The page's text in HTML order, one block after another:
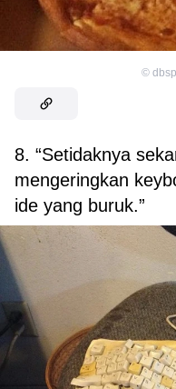
©
8. “Setidaknya
mengeringkan
ide yang buruk.”